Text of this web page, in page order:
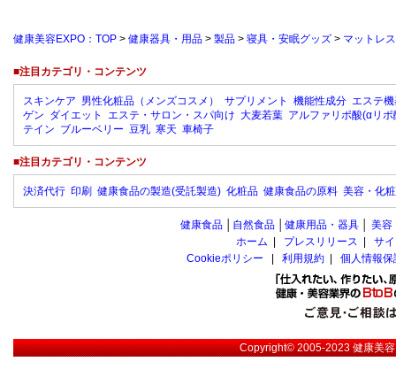
健康美容EXPO：TOP > 健康器具・用品 > 製品 > 寝具・安眠グッズ > マットレス
■注目カテゴリ・コンテンツ
スキンケア 男性化粧品（メンズコスメ） サプリメント 機能性成分 エステ
ゲン ダイエット エステ・サロン・スパ向け 大麦若葉 アルファリポ酸(αリポ
テイン ブルーベリー 豆乳 寒天 車椅子
■注目カテゴリ・コンテンツ
決済代行 印刷 健康食品の製造(受託製造) 化粧品 健康食品の原料 美容・化
健康食品 自然食品 健康用品・器具 美容
ホーム
プレスリリース
サ
Cookieポリシー
利用規約 個人情報
Copyright© 2005-2023健康美